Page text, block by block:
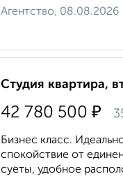
Агентство, 08.08.2026
Студия квартира,
42 780 500 ₽
Бизнес класс.
спокойствие от
суеты, удобное